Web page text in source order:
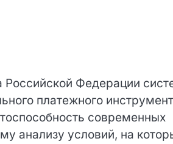
Российской Федерации
платежного
конкурентоспособность
детальному анализу